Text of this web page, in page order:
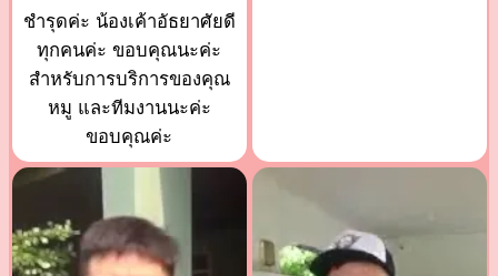
ชำรุดค่ะ น้องเค้าอัธยาศัยดี
ทุกคนค่ะ ขอบคุณนะค่ะ
สำหรับการบริการของคุณ
หมู และทีมงานนะค่ะ
ขอบคุณค่ะ